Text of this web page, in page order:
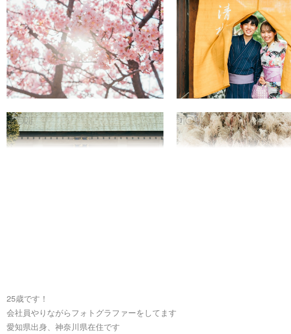
25歳です！
会社員やりながらフォトグラファーをしてます
愛知県出身、神奈川県在住です